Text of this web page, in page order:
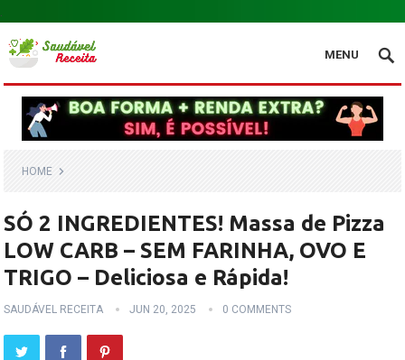
.
MENU
HOME
SÓ 2 INGREDIENTES! Massa de Pizza
LOW CARB – SEM FARINHA, OVO E
TRIGO – Deliciosa e Rápida!
SAUDÁVEL RECEITA JUN 20, 2025 0 COMMENTS